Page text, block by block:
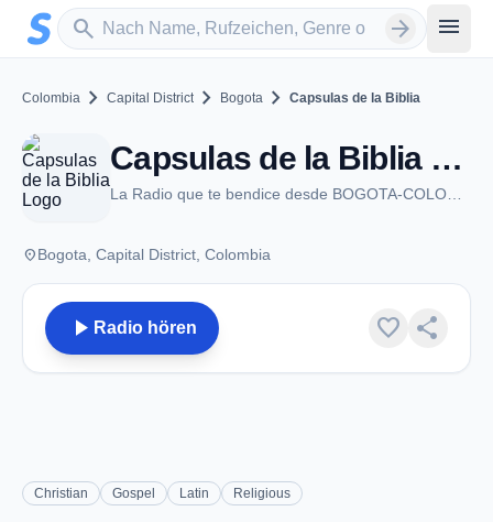
Zum Hauptinhalt springen
search
Sender suchen arrow_forward menu
Colombia chevron_right Capital District chevron_right Bogota chevron_right Capsulas de la Biblia
Capsulas de la Biblia - Bogota
placeBogota, Capital District, Colombia
play_arrow Radio hören favorite share
Christian Gospel Latin Religious